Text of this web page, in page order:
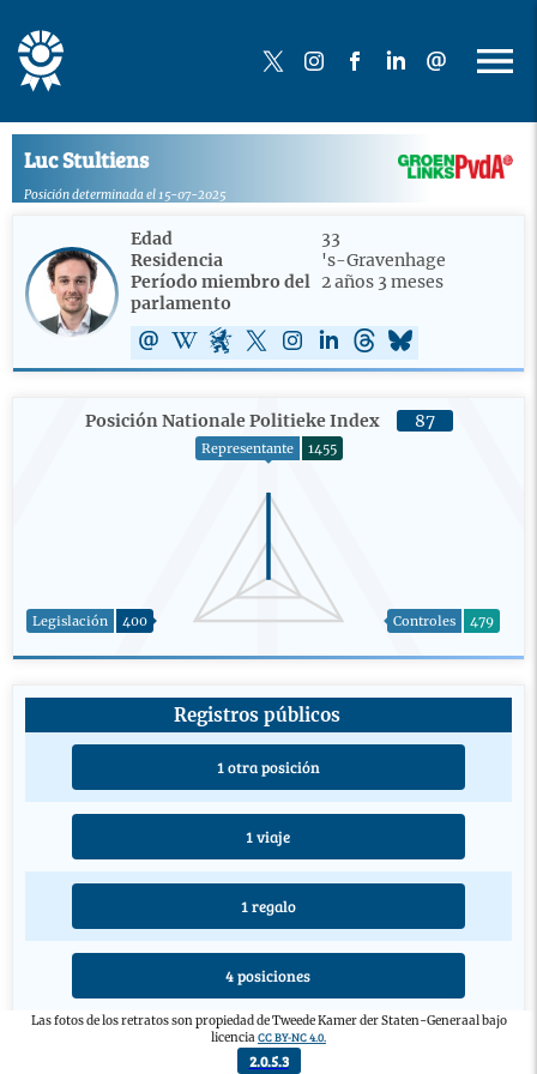
Luc Stultiens
Posición determinada el 15-07-2025
Edad
33
Residencia
's-Gravenhage
Período miembro del
parlamento
2 años 3 meses
Posición Nationale Politieke Index 87
Legislación 400
Representante 1455
Controles 479
Registros públicos
1 otra posición
1 viaje
1 regalo
4 posiciones
4 educaciones
Las fotos de los retratos son propiedad de Tweede Kamer der Staten-Generaal bajo
licenciaCC BY-NC 4.0.
2.0.5.3